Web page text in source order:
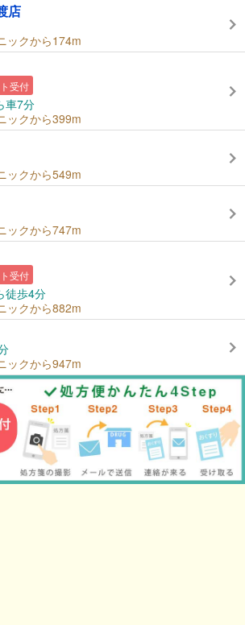
店
ックから174m
受付
車7分
ックから399m
ックから549m
ックから747m
受付
徒歩4分
ックから882m
ックから947m